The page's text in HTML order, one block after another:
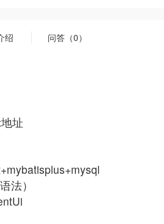
绍 问答（0）
址
法）